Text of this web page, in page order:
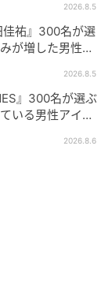
回答結果をも
内確認の後公
2026.8.5
祐』300名が選
が増した男性ア
2026.8.5
』300名が選ぶ
いる男性アイド
2026.8.6